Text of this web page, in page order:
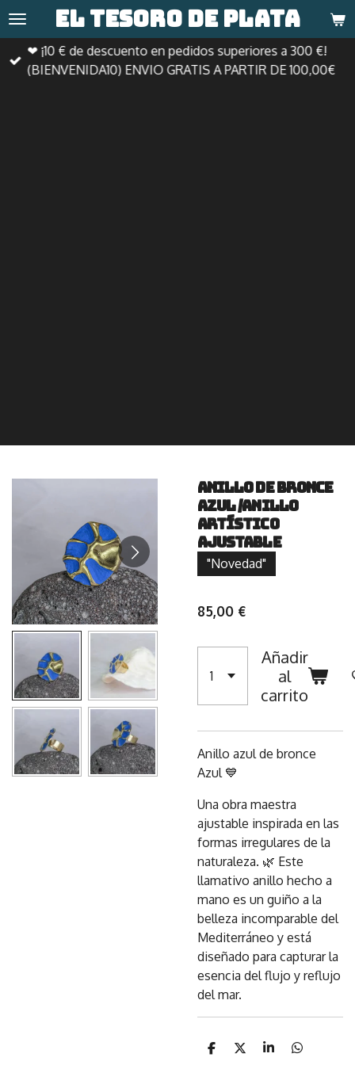
Ir
al
contenido
principal
El tesoro de plata
❤ ¡10 € de descuento en pedidos superiores a 300 €!
(BIENVENIDA10) ENVIO GRATIS A PARTIR DE 100,00€
Anillo de bronce
azul /anillo
artístico
ajustable
"Novedad"
85,00 €
Añadir
al
carrito
Anillo azul de bronce
Azul 💙
Una obra maestra
ajustable inspirada en las
formas irregulares de la
naturaleza. 🌿 Este
llamativo anillo hecho a
mano es un guiño a la
belleza incomparable del
Mediterráneo y está
diseñado para capturar la
esencia del flujo y reflujo
del mar.
C
C
C
C